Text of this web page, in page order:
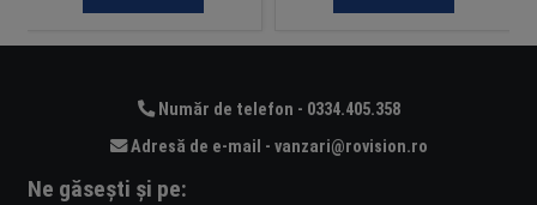
Număr de telefon - 0334.405.358
Adresă de e-mail - vanzari@rovision.ro
Ne găsești și pe: